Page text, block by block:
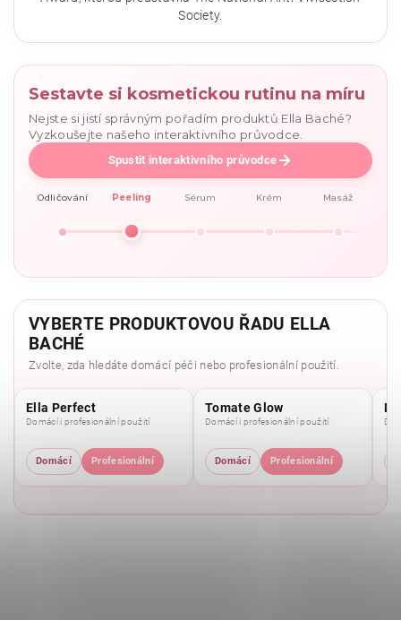
Society.
Sestavte si kosmetickou rutinu na míru
Nejste si jistí správným pořadím produktů Ella Baché?
Vyzkoušejte našeho interaktivního průvodce.
Spustit interaktivního průvodce
Odličování Peeling Sérum Krém Masáž
VYBERTE PRODUKTOVOU ŘADU ELLA
BACHÉ
Zvolte, zda hledáte domácí péči nebo profesionální použití.
Ella Perfect
Domácí i profesionální použití
Domácí Profesionální
Tomate Glow
Domácí i profesionální použití
Domácí Profesionální